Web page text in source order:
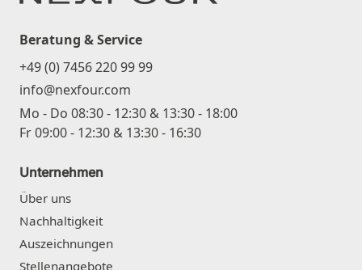
Beratung & Service
+49 (0) 7456 220 99 99
info@nexfour.com
Mo - Do 08:30 - 12:30 & 13:30 - 18:00
Fr 09:00 - 12:30 & 13:30 - 16:30
Unternehmen
Über uns
Nachhaltigkeit
Auszeichnungen
Stellenangebote